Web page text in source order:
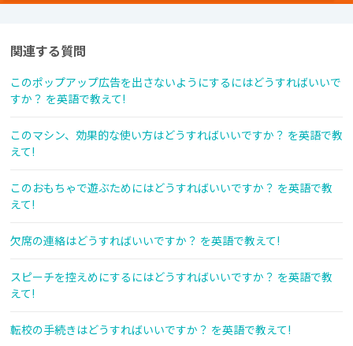
関連する質問
このポップアップ広告を出さないようにするにはどうすればいいで
すか？ を英語で教えて!
このマシン、効果的な使い方はどうすればいいですか？ を英語で教
えて!
このおもちゃで遊ぶためにはどうすればいいですか？ を英語で教
えて!
欠席の連絡はどうすればいいですか？ を英語で教えて!
スピーチを控えめにするにはどうすればいいですか？ を英語で教
えて!
転校の手続きはどうすればいいですか？ を英語で教えて!